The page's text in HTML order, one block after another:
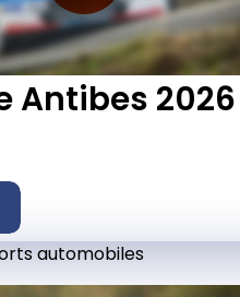
Antibes 2026
automobiles